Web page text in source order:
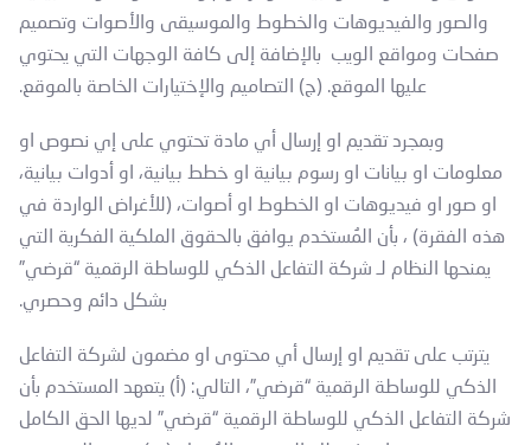
والصور والفيديوهات والخطوط والموسيقى والأصوات وتصميم
صفحات ومواقع الويب بالإضافة إلى كافة الوجهات التي يحتوي
عليها الموقع. (ج) التصاميم والإختيارات الخاصة بالموقع.
وبمجرد تقديم او إرسال أي مادة تحتوي على إي نصوص او
معلومات او بيانات او رسوم بيانية او خطط بيانية، او أدوات بيانية،
او صور او فيديوهات او الخطوط او أصوات، (للأغراض الواردة في
هذه الفقرة) ، بأن المُستخدم يوافق بالحقوق الملكية الفكرية التي
يمنحها النظام لـ شركة التفاعل الذكي للوساطة الرقمية “قرضي”
بشكل دائم وحصري.
يترتب على تقديم او إرسال أي محتوى او مضمون لشركة التفاعل
الذكي للوساطة الرقمية “قرضي”، التالي: (أ) يتعهد المستخدم بأن
شركة التفاعل الذكي للوساطة الرقمية “قرضي” لديها الحق الكامل